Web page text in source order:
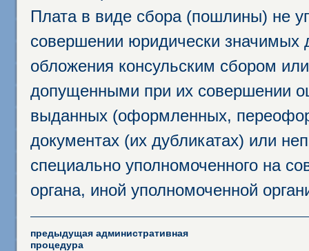
Плата в виде сбора (пошлины) не
совершении юридически
обложения консульским сбором
допущенными при их совершении
выданных (оформленных,
документах (их дубликатах) или
специально уполномоченного на
органа, иной уполномоченной
предыдущая административная
процедура